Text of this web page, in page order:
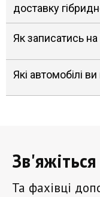
доставку
Як записатись
Які автомобілі
Та фахівці